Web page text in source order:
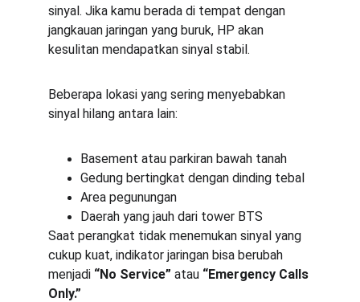
sinyal. Jika kamu berada di tempat dengan
jangkauan jaringan yang buruk, HP akan
kesulitan mendapatkan sinyal stabil.
Beberapa lokasi yang sering menyebabkan
sinyal hilang antara lain:
Basement atau parkiran bawah tanah
Gedung bertingkat dengan dinding tebal
Area pegunungan
Daerah yang jauh dari tower BTS
Saat perangkat tidak menemukan sinyal yang
cukup kuat, indikator jaringan bisa berubah
menjadi “No Service” atau “Emergency Calls
Only.”